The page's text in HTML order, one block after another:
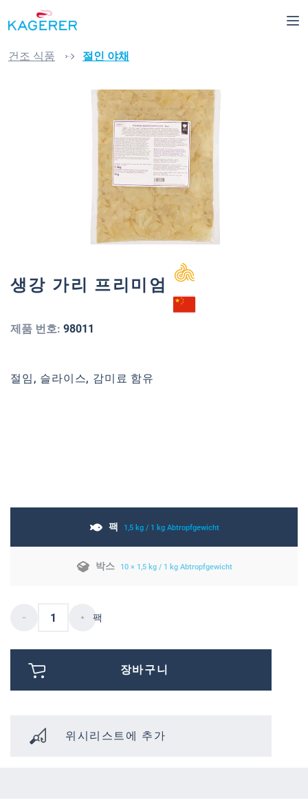
건너뛰기
건조 식품 절인 야채
이미지 갤러리 건너뛰기
생강 가리 프리미엄
제품 번호: 98011
절임, 슬라이스, 감미료 함유
팩 1,5 kg / 1 kg Abtropfgewicht
박스 10 × 1,5 kg / 1 kg Abtropfgewicht
팩
장바구니
위시리스트에 추가